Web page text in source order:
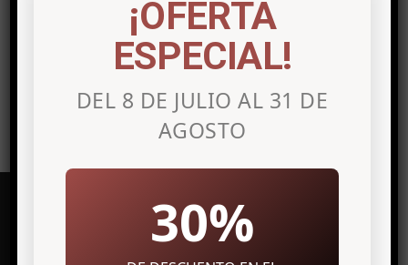
publicar un comentario.
¡OFERTA
ESPECIAL!
DEL 8 DE JULIO AL 31 DE
AGOSTO
30%